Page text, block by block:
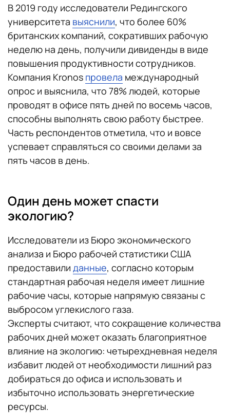
В 2019 году исследователи Редингского
университета выяснили, что более 60%
британских компаний, сокративших рабочую
неделю на день, получили дивиденды в виде
повышения продуктивности сотрудников.
Компания Kronos провела международный
опрос и выяснила, что 78% людей, которые
проводят в офисе пять дней по восемь часов,
способны выполнять свою работу быстрее.
Часть респондентов отметила, что и вовсе
успевает справляться со своими делами за
пять часов в день.
Один день может спасти
экологию?
Исследователи из Бюро экономического
анализа и Бюро рабочей статистики США
предоставили данные, согласно которым
стандартная рабочая неделя имеет лишние
рабочие часы, которые напрямую связаны с
выбросом углекислого газа.
Эксперты считают, что сокращение количества
рабочих дней может оказать благоприятное
влияние на экологию: четырехдневная неделя
избавит людей от необходимости лишний раз
добираться до офиса и использовать и
избыточно использовать энергетические
ресурсы.